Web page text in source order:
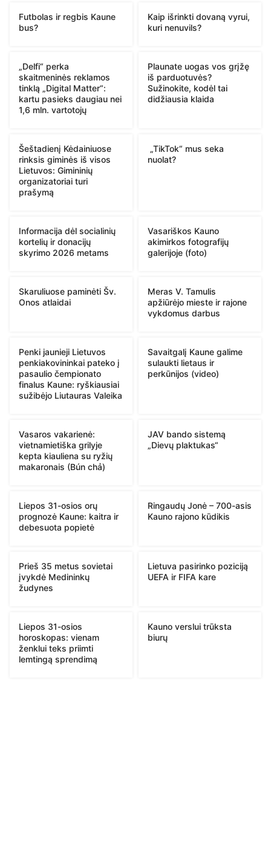
Futbolas ir regbis Kaune
bus?
Kaip išrinkti dovaną vyrui,
kuri nenuvils?
„Delfi“ perka
skaitmeninės reklamos
tinklą „Digital Matter“:
kartu pasieks daugiau nei
1,6 mln. vartotojų
Plaunate uogas vos grįžę
iš parduotuvės?
Sužinokite, kodėl tai
didžiausia klaida
Šeštadienį Kėdainiuose
rinksis giminės iš visos
Lietuvos: Gimininių
organizatoriai turi
prašymą
„TikTok“ mus seka
nuolat?
Informacija dėl socialinių
kortelių ir donacijų
skyrimo 2026 metams
Vasariškos Kauno
akimirkos fotografijų
galerijoje (foto)
Skaruliuose paminėti Šv.
Onos atlaidai
Meras V. Tamulis
apžiūrėjo mieste ir rajone
vykdomus darbus
Penki jaunieji Lietuvos
penkiakovininkai pateko į
pasaulio čempionato
finalus Kaune: ryškiausiai
sužibėjo Liutauras Valeika
Savaitgalį Kaune galime
sulaukti lietaus ir
perkūnijos (video)
Vasaros vakarienė:
vietnamietiška grilyje
kepta kiauliena su ryžių
makaronais (Bún chả)
JAV bando sistemą
„Dievų plaktukas“
Liepos 31-osios orų
prognozė Kaune: kaitra ir
debesuota popietė
Ringaudų Jonė – 700-asis
Kauno rajono kūdikis
Prieš 35 metus sovietai
įvykdė Medininkų
žudynes
Lietuva pasirinko poziciją
UEFA ir FIFA kare
Liepos 31-osios
horoskopas: vienam
ženklui teks priimti
lemtingą sprendimą
Kauno verslui trūksta
biurų